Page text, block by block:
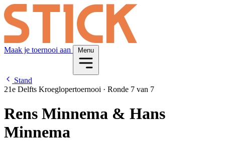
Maak je toernooi aan Menu
Stand
21e Delfts Kroeglopertoernooi · Ronde 7 van 7
Rens Minnema & Hans
Minnema